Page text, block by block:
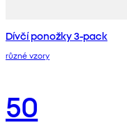
Dívčí ponožky 3-pack
různé vzory
50